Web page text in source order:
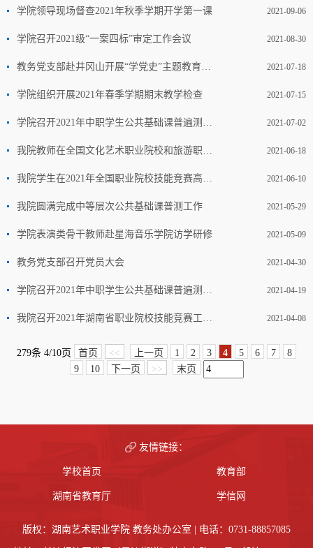
学院领导现场督查2021年秋季学期开学第一课 2021-09-06
学院召开2021级“一案四标”审定工作会议 2021-08-30
2021-07-18
学院组织开展2021年春季学期期末教学检查 2021-07-15
2021-07-02
2021-06-18
2021-06-10
我院圆满完成中等层次公共基础课普测工作 2021-05-29
学院表演类骨干教师赴星海音乐学院访学研修 2021-05-09
教务党支部召开党员大会 2021-04-30
2021-04-19
2021-04-08
279条 4/10页 首页 << 上一页 1 2 3 4 5 6 7
8
9
10 下一页 >> 末页
友情链接：
学校首页 教育部
湖南省教育厅 学信网
版权：湖南艺术职业学院 教务处办公室 | 电话：0731-88857085